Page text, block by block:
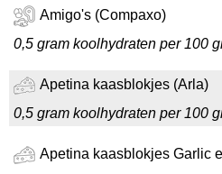
Amigo's (Compaxo)
0,5 gram koolhydraten per 100
Apetina kaasblokjes (Arla)
0,5 gram koolhydraten per 100
Apetina kaasblokjes Garlic